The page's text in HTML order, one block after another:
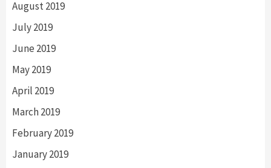
August 2019
July 2019
June 2019
May 2019
April 2019
March 2019
February 2019
January 2019